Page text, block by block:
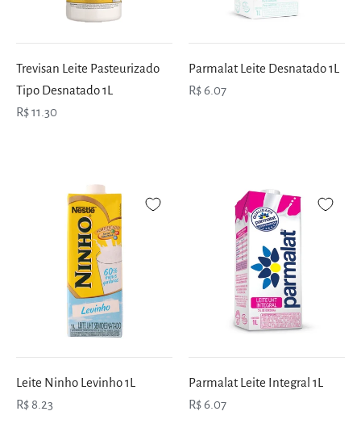
Trevisan Leite Pasteurizado
Tipo Desnatado 1L
R$ 11.30
Parmalat Leite Desnatado 1L
R$ 6.07
Leite Ninho Levinho 1L
R$ 8.23
Parmalat Leite Integral 1L
R$ 6.07